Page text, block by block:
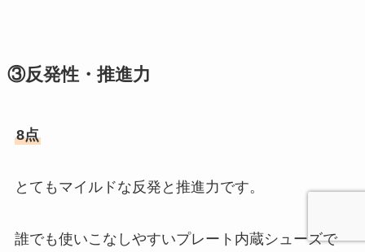
③反発性・推進力
8点
とてもマイルドな反発と推進力です。
誰でも使いこなしやすいプレート内蔵シューズで